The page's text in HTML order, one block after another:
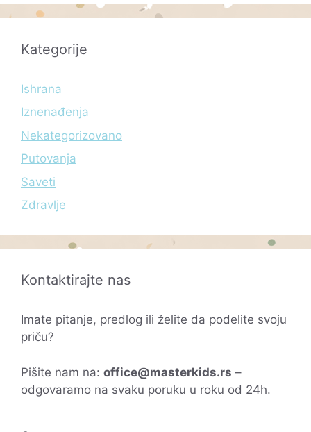
Kategorije
Ishrana
Iznenađenja
Nekategorizovano
Putovanja
Saveti
Zdravlje
Kontaktirajte nas
Imate pitanje, predlog ili želite da podelite svoju
priču?
Pišite nam na: office@masterkids.rs –
odgovaramo na svaku poruku u roku od 24h.